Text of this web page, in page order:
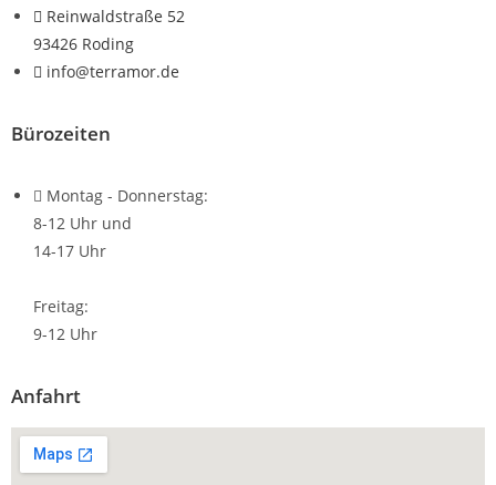
Reinwaldstraße 52
93426 Roding
info@terramor.de
Bürozeiten
Montag - Donnerstag:
8-12 Uhr und
14-17 Uhr
Freitag:
9-12 Uhr
Anfahrt